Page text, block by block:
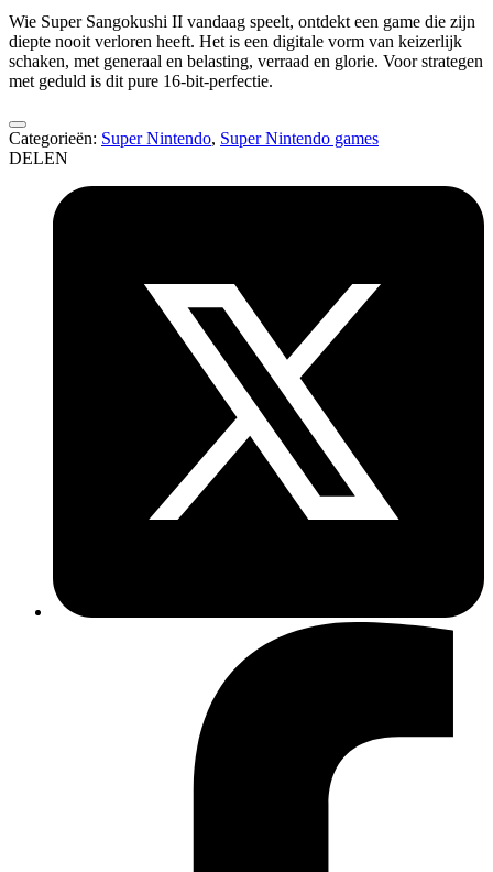
Wie Super Sangokushi II vandaag speelt, ontdekt een game die zijn
diepte nooit verloren heeft. Het is een digitale vorm van keizerlijk
schaken, met generaal en belasting, verraad en glorie. Voor strategen
met geduld is dit pure 16-bit-perfectie.
Categorieën: Super Nintendo, Super Nintendo games
DELEN